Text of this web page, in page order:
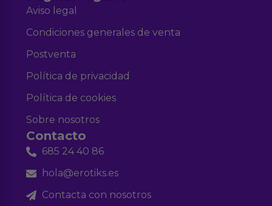
Aviso legal
Condiciones generales de venta
Postventa
Política de privacidad
Política de cookies
Sobre nosotros
Contacto
685 24 40 86
hola@erotiks.es
Contacta con nosotros